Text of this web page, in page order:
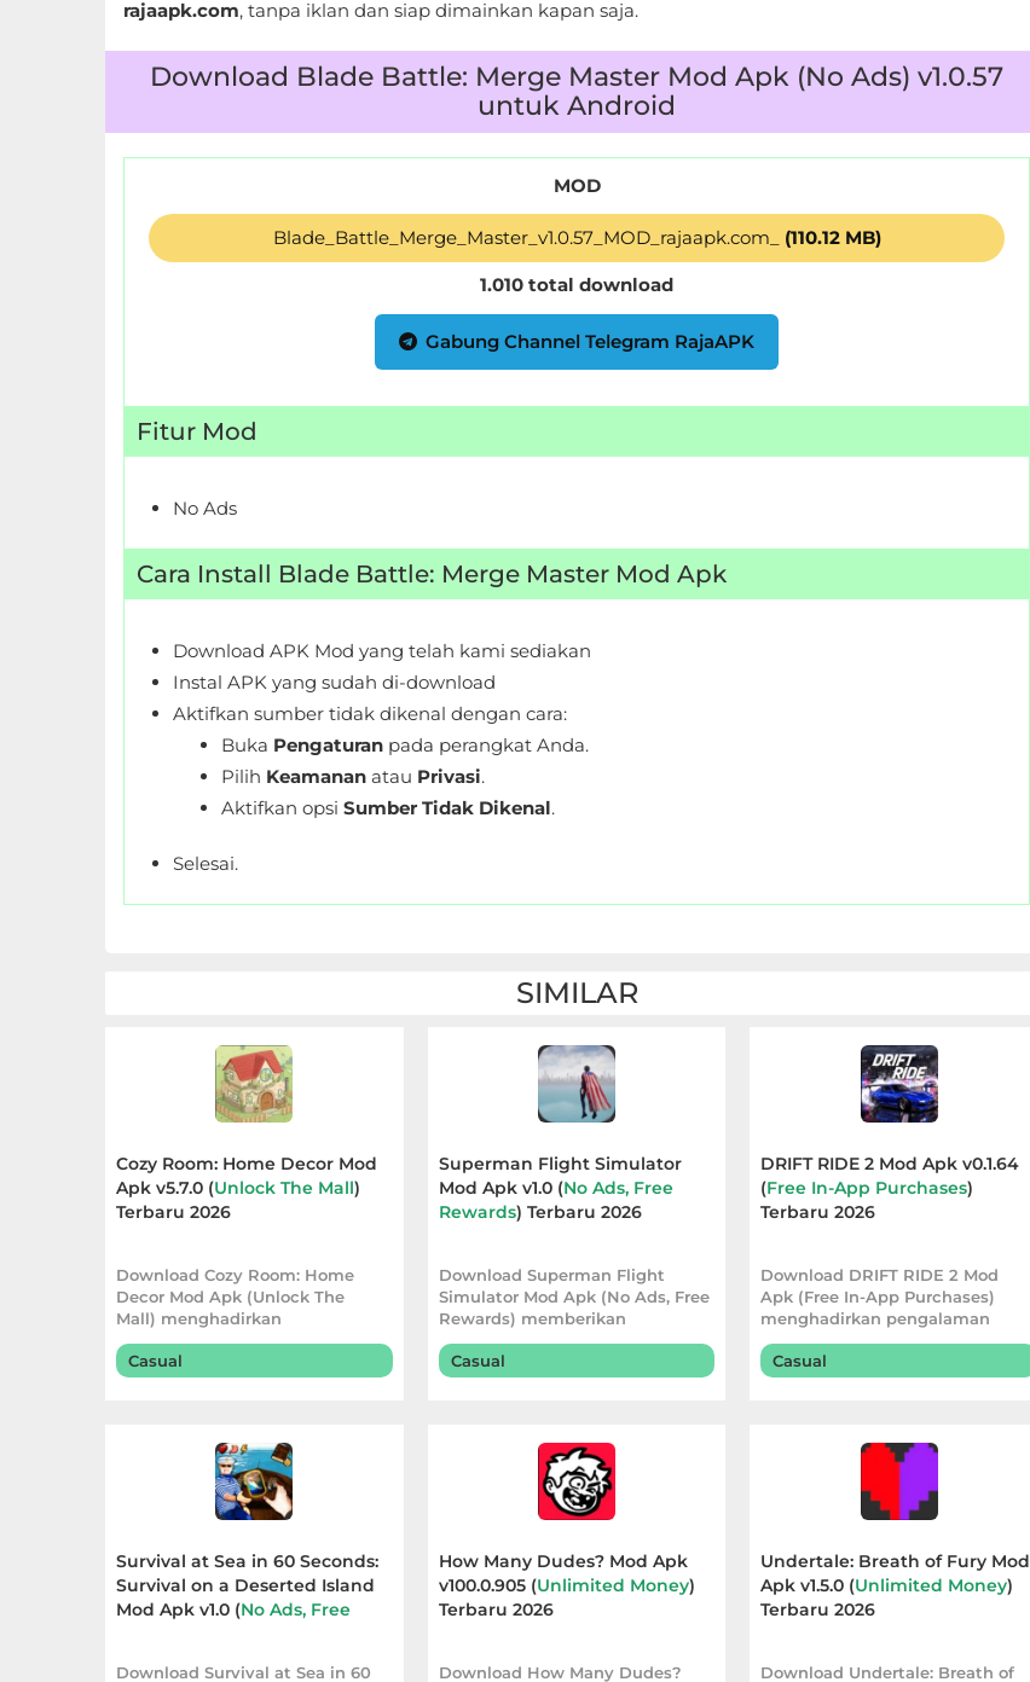
Finance
Personalisasi
Personalization
Photography
rajaapk.com, tanpa iklan dan siap dimainkan kapan saja.
Download Blade Battle: Merge Master Mod Apk (No Ads) v1.0.57
untuk Android
MOD
Blade_Battle_Merge_Master_v1.0.57_MOD_rajaapk.com_ (110.12 MB)
1.010 total download
Gabung Channel Telegram RajaAPK
Fitur Mod
No Ads
Cara Install Blade Battle: Merge Master Mod Apk
Download APK Mod yang telah kami sediakan
Instal APK yang sudah di-download
Aktifkan sumber tidak dikenal dengan cara:
Buka Pengaturan pada perangkat Anda.
Pilih Keamanan atau Privasi.
Aktifkan opsi Sumber Tidak Dikenal.
Selesai.
SIMILAR
Cozy Room: Home Decor Mod
Apk v5.7.0 (Unlock The Mall)
Terbaru 2026
Download Cozy Room: Home
Decor Mod Apk (Unlock The
Mall) menghadirkan
pengalaman dekorasi yang lebih
Casual
Superman Flight Simulator
Mod Apk v1.0 (No Ads, Free
Rewards) Terbaru 2026
Download Superman Flight
Simulator Mod Apk (No Ads, Free
Rewards) memberikan
pengalaman bermain yang
Casual
DRIFT RIDE 2 Mod Apk v0.1.64
(Free In-App Purchases)
Terbaru 2026
Download DRIFT RIDE 2 Mod
Apk (Free In-App Purchases)
menghadirkan pengalaman
balapan yang lebih pra
Casual
Survival at Sea in 60 Seconds:
Survival on a Deserted Island
Mod Apk v1.0 (No Ads, Free
Download Survival at Sea in 60
How Many Dudes? Mod Apk
v100.0.905 (Unlimited Money)
Terbaru 2026
Download How Many Dudes?
Undertale: Breath of Fury Mod
Apk v1.5.0 (Unlimited Money)
Terbaru 2026
Download Undertale: Breath of